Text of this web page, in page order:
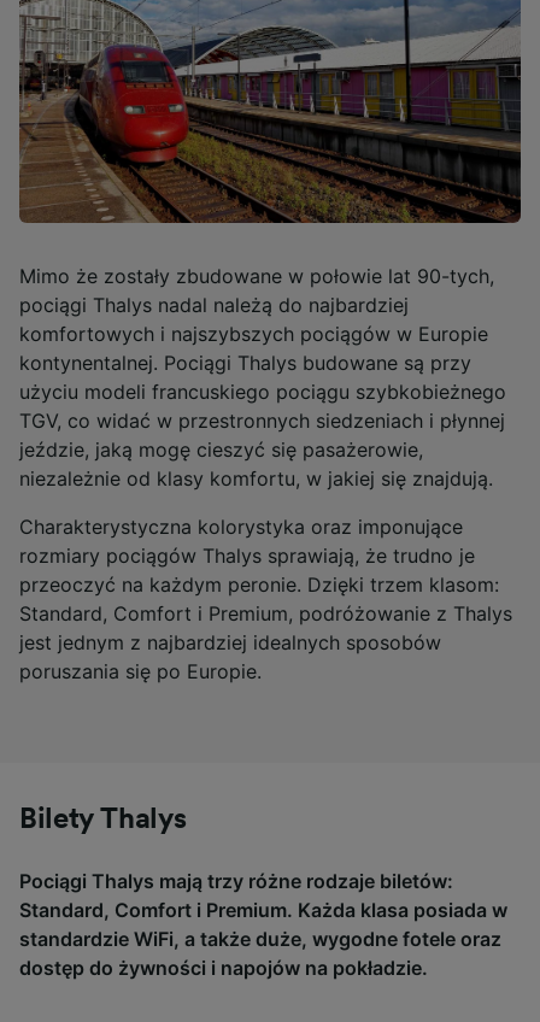
Mimo że zostały zbudowane w połowie lat 90-tych,
pociągi Thalys nadal należą do najbardziej
komfortowych i najszybszych pociągów w Europie
kontynentalnej. Pociągi Thalys budowane są przy
użyciu modeli francuskiego pociągu szybkobieżnego
TGV, co widać w przestronnych siedzeniach i płynnej
jeździe, jaką mogę cieszyć się pasażerowie,
niezależnie od klasy komfortu, w jakiej się znajdują.
Charakterystyczna kolorystyka oraz imponujące
rozmiary pociągów Thalys sprawiają, że trudno je
przeoczyć na każdym peronie. Dzięki trzem klasom:
Standard, Comfort i Premium, podróżowanie z Thalys
jest jednym z najbardziej idealnych sposobów
poruszania się po Europie.
Bilety Thalys
Pociągi Thalys mają trzy różne rodzaje biletów:
Standard, Comfort i Premium. Każda klasa posiada w
standardzie WiFi, a także duże, wygodne fotele oraz
dostęp do żywności i napojów na pokładzie.